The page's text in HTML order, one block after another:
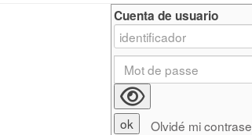
Cuenta de usuario
Olvidé mi